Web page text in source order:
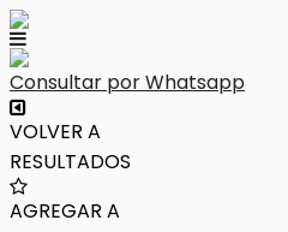
Consultar por Whatsapp
VOLVER A
RESULTADOS
AGREGAR A